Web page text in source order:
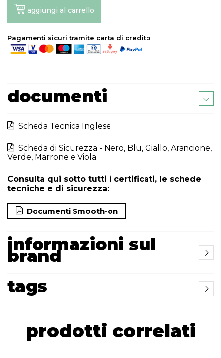
aggiungi al carrello
Pagamenti sicuri tramite carta di credito
documenti
Scheda Tecnica Inglese
Scheda di Sicurezza - Nero, Blu, Giallo, Arancione,
Verde, Marrone e Viola
Consulta qui sotto tutti i certificati, le schede
tecniche e di sicurezza:
Documenti Smooth-on
informazioni sul
brand
tags
prodotti correlati